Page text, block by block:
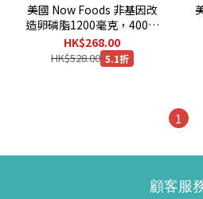
美國 Now Foods 非基因改
造卵磷脂1200毫克，400粒
膠囊
HK$268.00
HK$528.00 5.1折
1
顧客服